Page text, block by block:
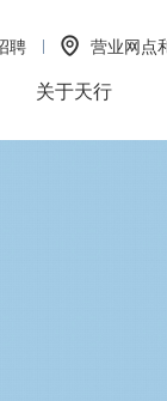
聘 营业网点
关于天行